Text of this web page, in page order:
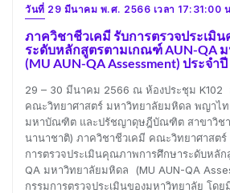
วันที่ 29 มีนาคม พ.ศ. 2566 เวลา 17:31:00
ภาควิชาชีวเคมี รับการตรวจประเมิ
ระดับหลักสูตรตามเกณฑ์ AUN-QA
(MU AUN-QA Assessment) ประจำปี
29 – 30 มีนาคม 2566 ณ ห้องประชุม K102
คณะวิทยาศาสตร์ มหาวิทยาลัยมหิดล พญาไ
มหาบัณฑิต และปรัชญาดุษฎีบัณฑิต สาขาวิชา
นานาชาติ) ภาควิชาชีวเคมี คณะวิทยาศาสต
การตรวจประเมินคุณภาพการศึกษาระดับหลั
QA มหาวิทยาลัยมหิดล (MU AUN-QA
กรรมการตรวจประเมินของมหาวิทยาลัย โด